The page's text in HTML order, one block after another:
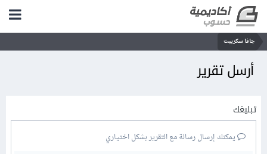
جافا سكريبت
أرسل تقرير
تبليغك
يمكنك إرسال رسالة مع التقرير بشكل اختياري